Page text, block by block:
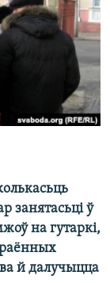
занятасьці ў
на гутаркі,
раённых
й далучыцца